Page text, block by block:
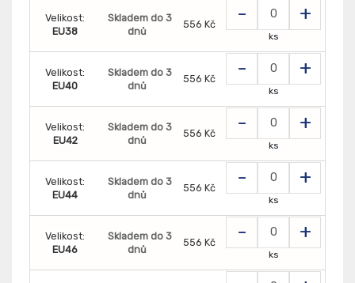
Velikost:
EU38
Skladem do 3
dnů
556 Kč - +
ks
Velikost:
EU40
Skladem do 3
dnů
556 Kč - +
ks
Velikost:
EU42
Skladem do 3
dnů
556 Kč - +
ks
Velikost:
EU44
Skladem do 3
dnů
556 Kč - +
ks
Velikost:
EU46
Skladem do 3
dnů
556 Kč - +
ks